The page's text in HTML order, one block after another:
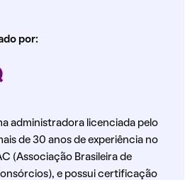
por:
administradora licenciada pelo
de 30 anos de experiência no
(Associação Brasileira de
e possui certificação